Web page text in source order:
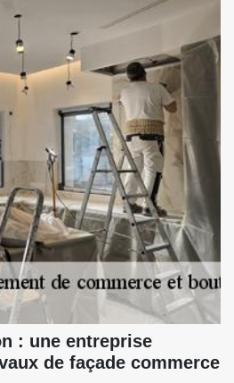
: une entreprise
de façade commerce